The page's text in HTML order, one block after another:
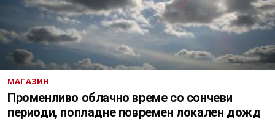
МАГАЗИН
Променливо облачно време со сончеви
периоди, попладне повремен локален дожд